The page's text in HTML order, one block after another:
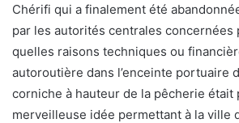
Chérifi qui a finalement été
par les autorités centrales concernées
quelles raisons techniques ou
autoroutière dans l’enceinte portuaire
corniche à hauteur de la pêcherie était
merveilleuse idée permettant à la ville